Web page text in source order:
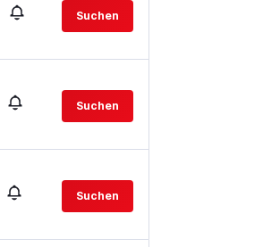
Suchen
Suchen
Suchen